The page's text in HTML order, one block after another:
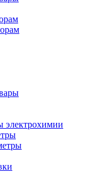
электрохимии